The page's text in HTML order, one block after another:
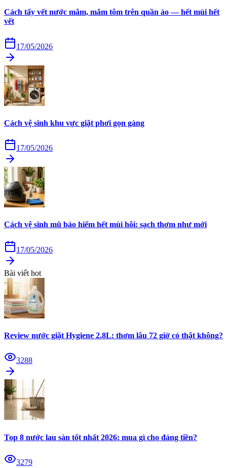
Cách tẩy vết nước mắm, mắm tôm trên quần áo — hết mùi hết
vết
17/05/2026
Cách vệ sinh khu vực giặt phơi gọn gàng
17/05/2026
Cách vệ sinh mũ bảo hiểm hết mùi hôi: sạch thơm như mới
17/05/2026
Bài viết hot
Review nước giặt Hygiene 2.8L: thơm lâu 72 giờ có thật không?
3288
Top 8 nước lau sàn tốt nhất 2026: mua gì cho đáng tiền?
3279